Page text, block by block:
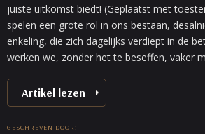
juiste uitkomst biedt! (Geplaatst met
spelen een grote rol in ons bestaan,
enkeling, die zich dagelijks verdiept in de
werken we, zonder het te beseffen, vaker
Artikel lezen
GESCHREVEN DOOR: